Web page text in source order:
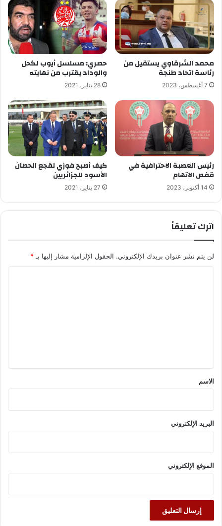
محمد الشرقاوي يستقيل من
رئاسة اتحاد طنجة
7 أغسطس، 2023
حصري: مسلسل أيوب لكحل
والوداد يقترب من نهايته
28 يناير، 2021
رئيس العصبة الاحترافية في
قفص الاتهام
14 أكتوبر، 2023
كيف أصبح فوزي لقجع الحصان
الأسود للجزائريين
27 يناير، 2021
اترك تعليقاً
لن يتم نشر عنوان بريدك الإلكتروني. الحقول الإلزامية مشار إليها بـ*
*
الاسم
البريد الإلكتروني
الموقع الإلكتروني